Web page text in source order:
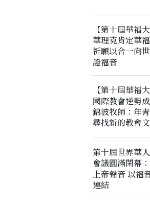
【第十屆華福大
華理克肯定華
祈願以合一向
證福音
【第十屆華福大
國際教會逆勢
錦波牧師：年
尋找新的教會文
第十屆世界華
會議圓滿閉幕
上帝聲音 以福
連結